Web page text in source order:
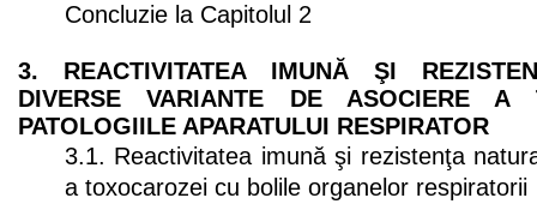
Concluzie la Capitolul 2
3. REACTIVITATEA IMUNĂ ŞI
DIVERSE VARIANTE DE ASOCIERE A
PATOLOGIILE APARATULUI RESPIRATOR
3.1. Reactivitatea imună şi rezistenţa
a toxocarozei cu bolile organelor respiratorii